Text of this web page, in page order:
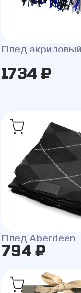
Плед
1734 ₽
Плед Aberdeen
794 ₽